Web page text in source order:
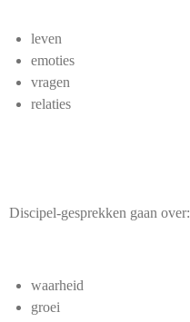
leven
emoties
vragen
relaties
Discipel-gesprekken gaan over:
waarheid
groei